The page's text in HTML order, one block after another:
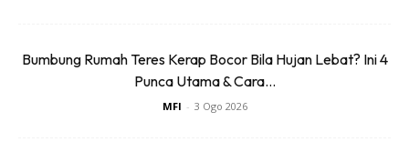
Bumbung Rumah Teres Kerap Bocor Bila Hujan Lebat? Ini 4
Punca Utama & Cara...
MFI - 3 Ogo 2026